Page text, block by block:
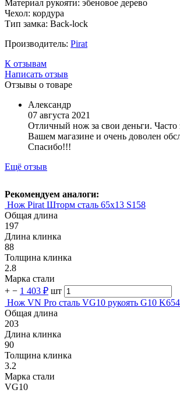
Материал рукояти: эбеновое дерево
Чехол: кордура
Тип замка: Back-lock
Производитель: Pirat
К отзывам
Написать отзыв
Отзывы о товаре
Александр
07 августа 2021
Отличный нож за свои деньги. Часто
Вашем магазине и очень доволен
Спасибо!!!
Ещё отзыв
Рекомендуем аналоги:
Нож Pirat Шторм сталь 65х13 S158
Общая длина
197
Длина клинка
88
Толщина клинка
2.8
Марка стали
+ − 1 403 ₽ шт
Нож VN Pro сталь VG10 рукоять G10
Общая длина
203
Длина клинка
90
Толщина клинка
3.2
Марка стали
VG10